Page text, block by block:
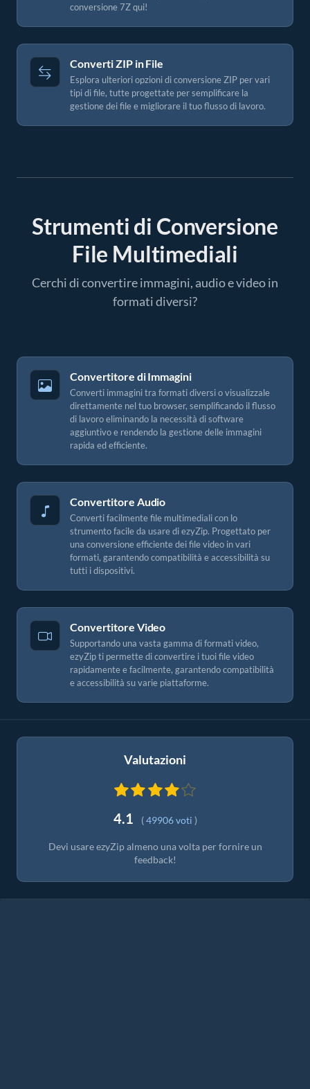
conversione 7Z qui!
Converti ZIP in File
Esplora ulteriori opzioni di conversione ZIP per vari
tipi di file, tutte progettate per semplificare la
gestione dei file e migliorare il tuo flusso di lavoro.
Strumenti di Conversione
File Multimediali
Cerchi di convertire immagini, audio e video in
formati diversi?
Convertitore di Immagini
Converti immagini tra formati diversi o visualizzale
direttamente nel tuo browser, semplificando il flusso
di lavoro eliminando la necessità di software
aggiuntivo e rendendo la gestione delle immagini
rapida ed efficiente.
Convertitore Audio
Converti facilmente file multimediali con lo
strumento facile da usare di ezyZip. Progettato per
una conversione efficiente dei file video in vari
formati, garantendo compatibilità e accessibilità su
tutti i dispositivi.
Convertitore Video
Supportando una vasta gamma di formati video,
ezyZip ti permette di convertire i tuoi file video
rapidamente e facilmente, garantendo compatibilità
e accessibilità su varie piattaforme.
Valutazioni
4.1 (49906 voti )
Devi usare ezyZip almeno una volta per fornire un
feedback!